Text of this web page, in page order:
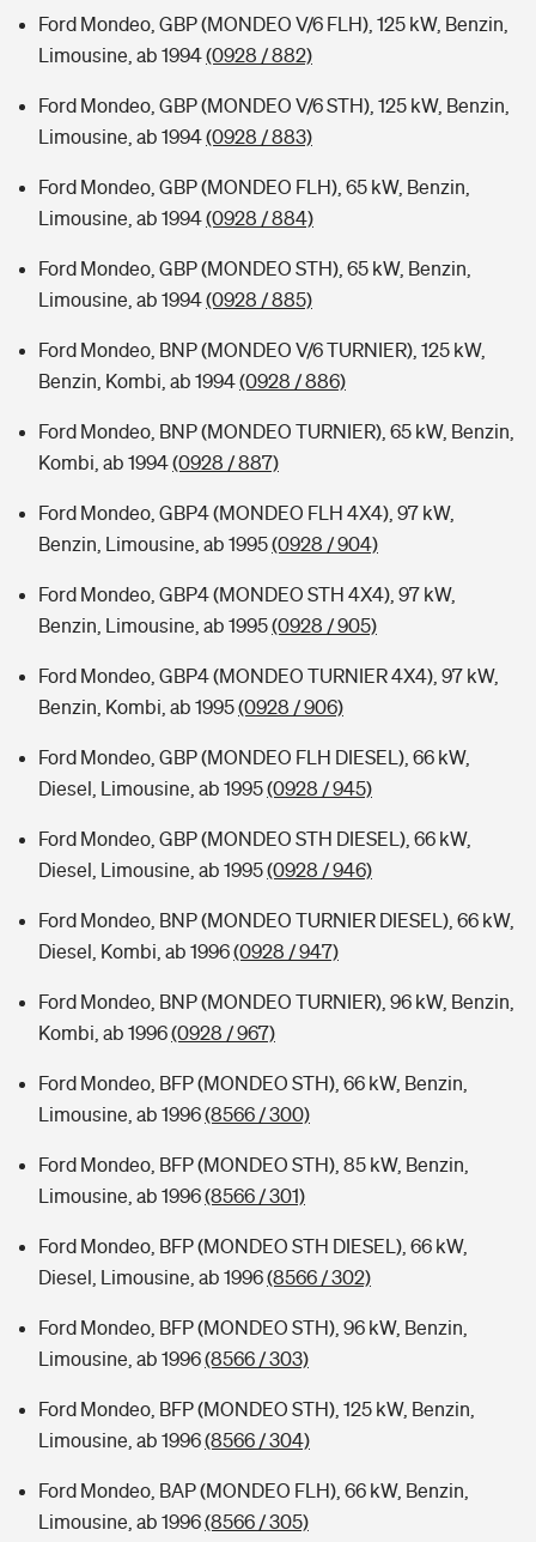
Ford Mondeo, GBP (MONDEO V/6 FLH), 125 kW, Benzin,
Limousine, ab 1994(0928 / 882)
Ford Mondeo, GBP (MONDEO V/6 STH), 125 kW, Benzin,
Limousine, ab 1994(0928 / 883)
Ford Mondeo, GBP (MONDEO FLH), 65 kW, Benzin,
Limousine, ab 1994(0928 / 884)
Ford Mondeo, GBP (MONDEO STH), 65 kW, Benzin,
Limousine, ab 1994(0928 / 885)
Ford Mondeo, BNP (MONDEO V/6 TURNIER), 125 kW,
Benzin, Kombi, ab 1994(0928 / 886)
Ford Mondeo, BNP (MONDEO TURNIER), 65 kW, Benzin,
Kombi, ab 1994(0928 / 887)
Ford Mondeo, GBP4 (MONDEO FLH 4X4), 97 kW,
Benzin, Limousine, ab 1995(0928 / 904)
Ford Mondeo, GBP4 (MONDEO STH 4X4), 97 kW,
Benzin, Limousine, ab 1995(0928 / 905)
Ford Mondeo, GBP4 (MONDEO TURNIER 4X4), 97 kW,
Benzin, Kombi, ab 1995(0928 / 906)
Ford Mondeo, GBP (MONDEO FLH DIESEL), 66 kW,
Diesel, Limousine, ab 1995(0928 / 945)
Ford Mondeo, GBP (MONDEO STH DIESEL), 66 kW,
Diesel, Limousine, ab 1995(0928 / 946)
Ford Mondeo, BNP (MONDEO TURNIER DIESEL), 66 kW,
Diesel, Kombi, ab 1996(0928 / 947)
Ford Mondeo, BNP (MONDEO TURNIER), 96 kW, Benzin,
Kombi, ab 1996(0928 / 967)
Ford Mondeo, BFP (MONDEO STH), 66 kW, Benzin,
Limousine, ab 1996(8566 / 300)
Ford Mondeo, BFP (MONDEO STH), 85 kW, Benzin,
Limousine, ab 1996(8566 / 301)
Ford Mondeo, BFP (MONDEO STH DIESEL), 66 kW,
Diesel, Limousine, ab 1996(8566 / 302)
Ford Mondeo, BFP (MONDEO STH), 96 kW, Benzin,
Limousine, ab 1996(8566 / 303)
Ford Mondeo, BFP (MONDEO STH), 125 kW, Benzin,
Limousine, ab 1996(8566 / 304)
Ford Mondeo, BAP (MONDEO FLH), 66 kW, Benzin,
Limousine, ab 1996(8566 / 305)